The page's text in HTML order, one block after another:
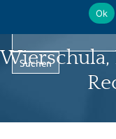
Wierschula,
Ok